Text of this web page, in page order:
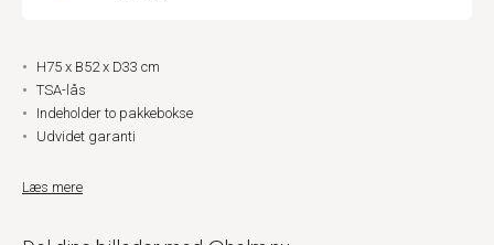
H75 x B52 x D33 cm
TSA-lås
Indeholder to pakkebokse
Udvidet garanti
Læs mere